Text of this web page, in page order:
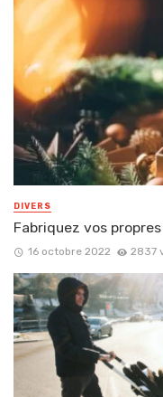
DIVERS
Fabriquez vos
16 octobre 2022 2837